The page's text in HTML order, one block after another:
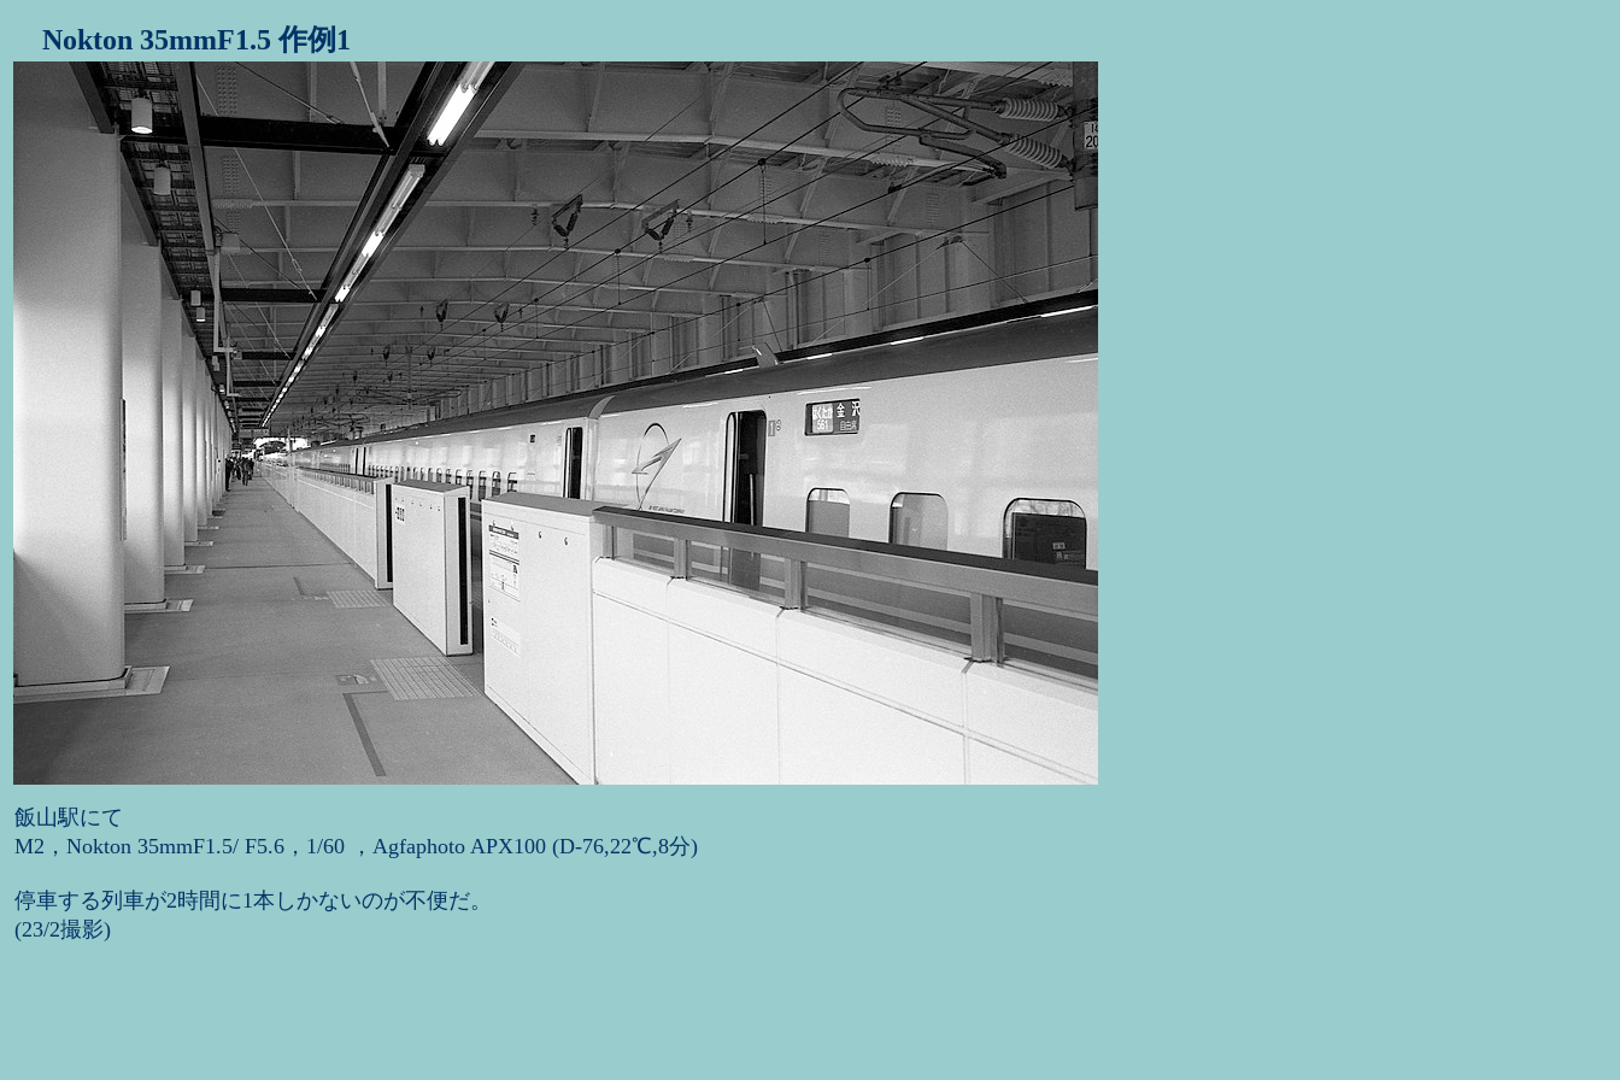
Nokton 35mmF1.5 作例1
飯山駅にて
M2，Nokton 35mmF1.5/ F5.6，1/60 ，Agfaphoto APX100 (D-76,22℃,8分)
停車する列車が2時間に1本しかないのが不便だ。
(23/2撮影)